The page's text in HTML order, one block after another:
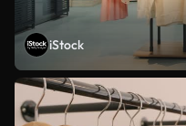
iStock